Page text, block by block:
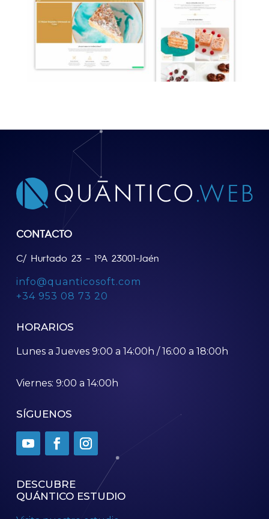
CONTACTO
C/ Hurtado 23 – 1ºA 23001-Jaén
info@quanticosoft.com
+34 953 08 73 20
HORARIOS
Lunes a Jueves 9:00 a 14:00h / 16:00 a 18:00h
Viernes: 9:00 a 14:00h
SÍGUENOS
DESCUBRE
QUÁNTICO ESTUDIO